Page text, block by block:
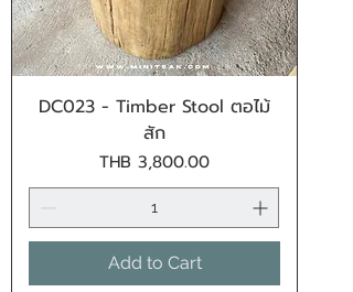
DC023 - Timber Stool ตอไม้
สัก
Price
THB 3,800.00
Add to Cart